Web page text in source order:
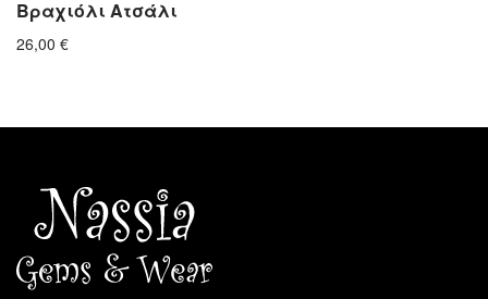
Βραχιόλι Ατσάλι
26,00 €